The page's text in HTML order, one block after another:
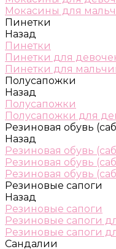
Мокасины для
Пинетки
Назад
Пинетки
Пинетки для
Пинетки для
Полусапожки
Назад
Полусапожки
Полусапожки для
Резиновая обувь
Назад
Резиновая обувь
Резиновая обувь
Резиновая обувь
Резиновые сапоги
Назад
Резиновые сапоги
Резиновые сапоги
Резиновые сапоги
Сандалии